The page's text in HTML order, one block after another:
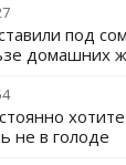
под
домашних
не в голоде